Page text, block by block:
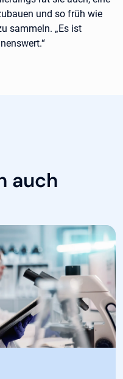
und so früh wie
sammeln. „Es ist
auch